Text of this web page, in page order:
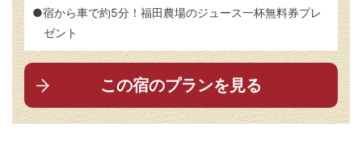
●宿から車で約5分！福田農場のジュース一杯無料券プレ
ゼント
この宿のプランを見る